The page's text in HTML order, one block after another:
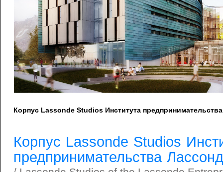
Корпус Lassonde Studios Института
Корпус Lassonde Studios
предпринимательства